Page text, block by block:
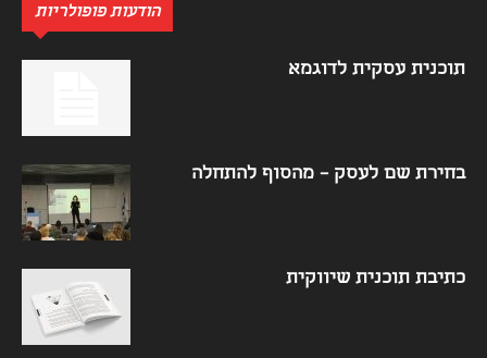
הודעות פופולריות
תוכנית עסקית לדוגמא
בחירת שם לעסק – מהסוף להתחלה
כתיבת תוכנית שיווקית